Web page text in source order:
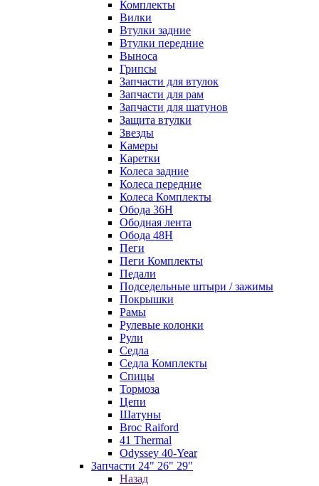
Комплекты
Вилки
Втулки задние
Втулки передние
Выноса
Грипсы
Запчасти для втулок
Запчасти для рам
Запчасти для шатунов
Защита втулки
Звезды
Камеры
Каретки
Колеса задние
Колеса передние
Колеса Комплекты
Обода 36H
Ободная лента
Обода 48H
Пеги
Пеги Комплекты
Педали
Подседельные штыри / зажимы
Покрышки
Рамы
Рулевые колонки
Рули
Седла
Седла Комплекты
Спицы
Тормоза
Цепи
Шатуны
Broc Raiford
41 Thermal
Odyssey 40-Year
Запчасти 24" 26" 29"
Назад